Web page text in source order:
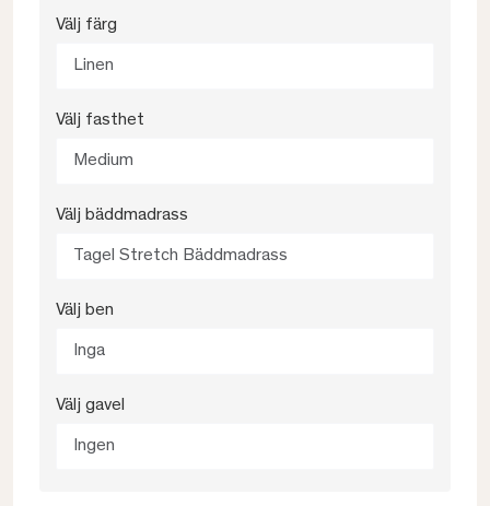
Välj färg
Linen
Välj fasthet
Medium
Välj bäddmadrass
Tagel Stretch Bäddmadrass
Välj ben
Inga
Välj gavel
Ingen